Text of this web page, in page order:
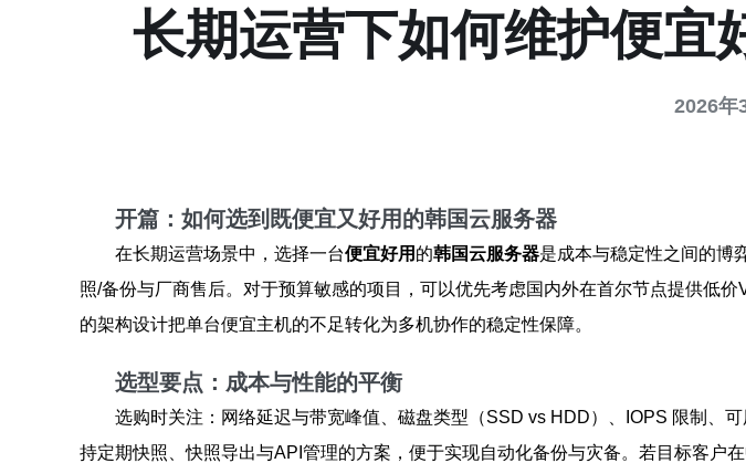
长期运营下如何维护便宜
2026年
开篇：如何选到既便宜又好用的韩国云服务器
在长期运营场景中，选择一台便宜好用 的韩国云服务器是成本与稳定性之间的博
照/备份与厂商售后。对于预算敏感的项目，可以优先考虑国内外在首尔节点提供低
的架构设计把单台便宜主机的不足转化为多机协作的稳定性保障。
选型要点：成本与性能的平衡
选购时关注：网络延迟与带宽峰值、磁盘类型（SSD vs HDD）、IOPS 限制、
持定期快照、快照导出与API管理的方案，便于实现自动化备份与灾备。若目标客户